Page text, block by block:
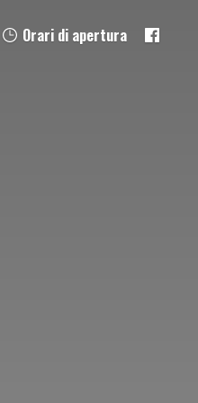
Orari di apertura